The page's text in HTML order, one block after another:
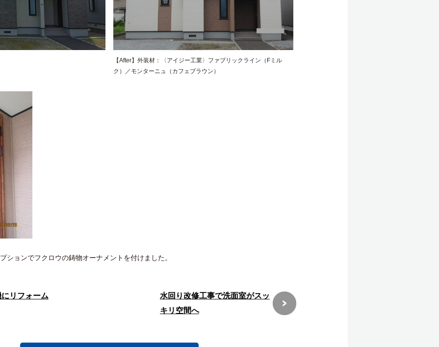
【After】外装材：〈アイジー工業〉ファブリックライン（Fミル
ク）／モンターニュ（カフェブラウン）
ションでフクロウの鋳物オーナメントを付けました。
リフォーム
水回り改修工事で洗面室がスッ
キリ空間へ